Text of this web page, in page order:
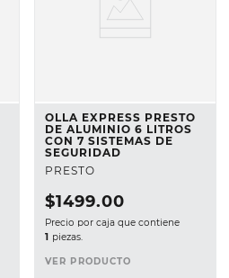
OLLA EXPRESS PRESTO
DE ALUMINIO 6 LITROS
CON 7 SISTEMAS DE
SEGURIDAD
PRESTO
$1499.00
Precio por caja que contiene
1 piezas.
VER PRODUCTO